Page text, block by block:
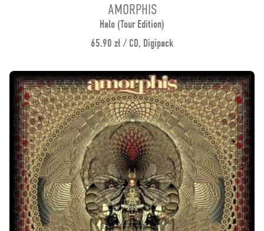
AMORPHIS
Halo (Tour Edition)
65.90 zł / CD, Digipack